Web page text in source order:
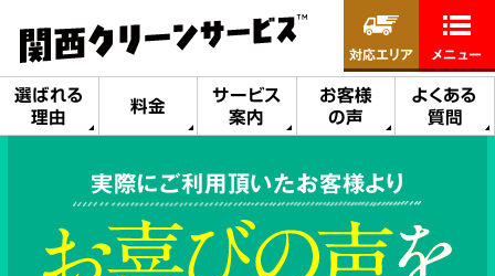
選ばれる
理由
料金
サービス
案内
お客様
の声
よくある
質問
対応エリア メニュー
実際にご利用頂いたお客様より